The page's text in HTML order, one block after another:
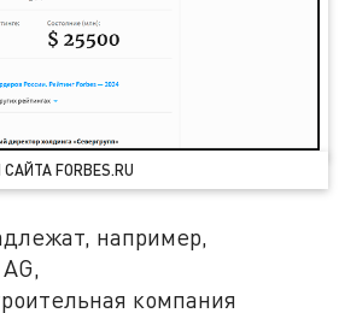
FORBES.RU
например,
компания